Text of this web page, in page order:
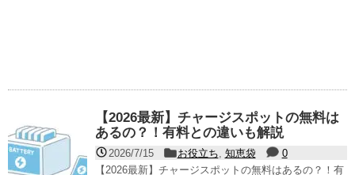
【2026最新】チャージスポットの無料は
あるの？！有料との違いも解説
2026/7/15 お役立ち, 知恵袋
0
【2026最新】チャージスポットの無料はあるの？！有